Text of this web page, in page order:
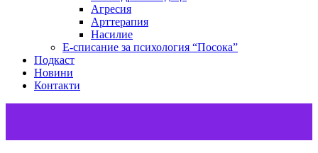
Агресия
Арттерапия
Насилие
Е-списание за психология “Посока”
Подкаст
Новини
Контакти